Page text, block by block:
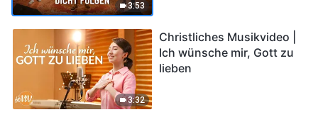
3:53
3:32
Christliches Musikvideo |
Ich wünsche mir, Gott zu
lieben